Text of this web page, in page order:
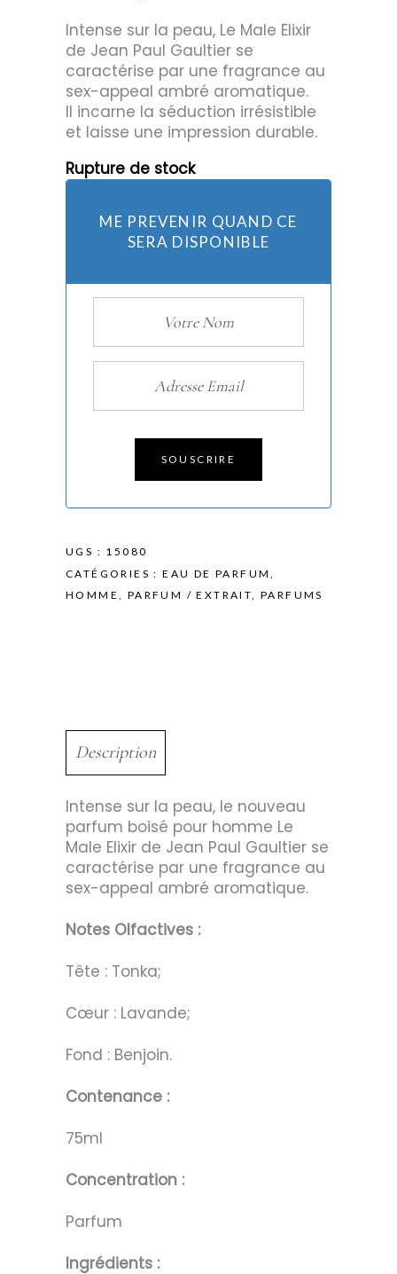
Intense sur la peau, Le Male Elixir
de Jean Paul Gaultier se
caractérise par une fragrance au
sex-appeal ambré aromatique.
Il incarne la séduction irrésistible
et laisse une impression durable.
Rupture de stock
ME PREVENIR QUAND CE
SERA DISPONIBLE
SOUSCRIRE
UGS : 15080
CATÉGORIES :EAU DE PARFUM
HOMME
PARFUM / EXTRAIT ,PARFUMS
Description
Intense sur la peau, le nouveau
parfum boisé pour homme Le
Male Elixir de Jean Paul Gaultier se
caractérise par une fragrance au
sex-appeal ambré aromatique.
Notes Olfactives :
Tête : Tonka;
Cœur : Lavande;
Fond : Benjoin.
Contenance :
75ml
Concentration :
Parfum
Ingrédients :